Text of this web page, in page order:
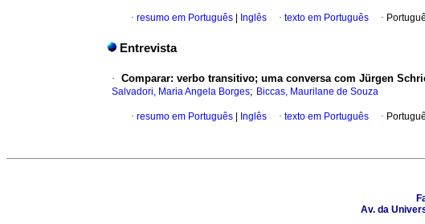
· resumo em Português Inglês · texto em Português ·
Entrevista
· Comparar: verbo transitivo; uma conversa com Jürgen
Salvadori, Maria Angela Borges; Biccas, Maurilane de Souza
· resumo em Português Inglês · texto em Português ·
Av. da